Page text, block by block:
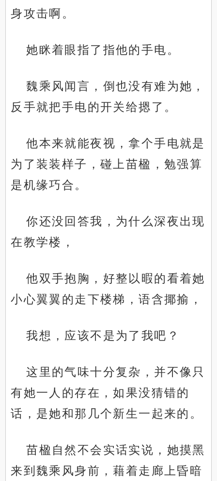
身攻击啊。
她眯着眼指了指他的手电。
魏乘风闻言，倒也没有难为她，
反手就把手电的开关给摁了。
他本来就能夜视，拿个手电就是
为了装装样子，碰上苗楹，勉强算
是机缘巧合。
你还没回答我，为什么深夜出现
在教学楼，
他双手抱胸，好整以暇的看着她
小心翼翼的走下楼梯，语含揶揄，
我想，应该不是为了我吧？
这里的气味十分复杂，并不像只
有她一人的存在，如果没猜错的
话，是她和那几个新生一起来的。
苗楹自然不会实话实说，她摸黑
来到魏乘风身前，藉着走廊上昏暗